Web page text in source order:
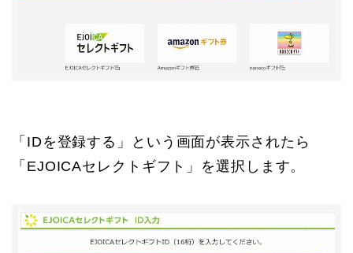
「IDを登録する」という画面が表示されたら
「EJOICAセレクトギフト」を選択します。